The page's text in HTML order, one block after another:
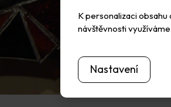
K personalizaci obsahu
návštěvnosti
Nastavení